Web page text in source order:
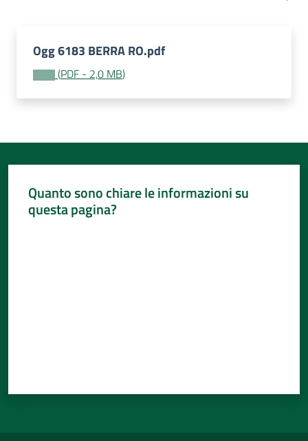
Ogg 6183 BERRA RO.pdf
(PDF - 2,0 MB)
Quanto sono chiare le informazioni su
questa pagina?